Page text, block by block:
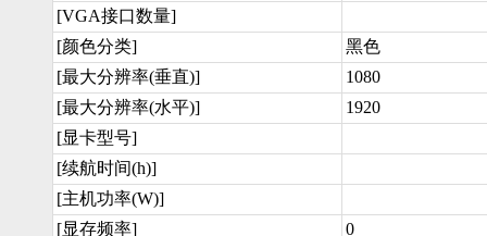
[VGA接口数量]
[颜色分类]
黑色
[最大分辨率(垂直)]
1080
[最大分辨率(水平)]
1920
[显卡型号]
[续航时间(h)]
[主机功率(W)]
[显存频率]
0